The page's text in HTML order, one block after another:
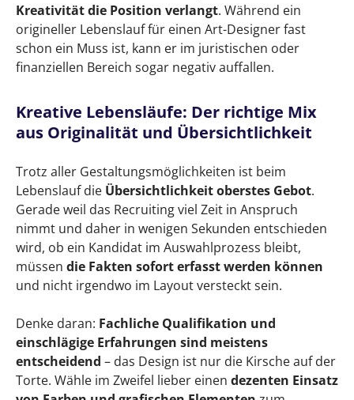
Kreativität die Position verlangt. Während ein
origineller Lebenslauf für einen Art-Designer fast
schon ein Muss ist, kann er im juristischen oder
finanziellen Bereich sogar negativ auffallen.
Kreative Lebensläufe: Der richtige Mix
aus Originalität und Übersichtlichkeit
Trotz aller Gestaltungsmöglichkeiten ist beim
Lebenslauf die Übersichtlichkeit oberstes Gebot.
Gerade weil das Recruiting viel Zeit in Anspruch
nimmt und daher in wenigen Sekunden entschieden
wird, ob ein Kandidat im Auswahlprozess bleibt,
müssen die Fakten sofort erfasst werden können
und nicht irgendwo im Layout versteckt sein.
Denke daran: Fachliche Qualifikation und
einschlägige Erfahrungen sind meistens
entscheidend – das Design ist nur die Kirsche auf der
Torte. Wähle im Zweifel lieber einen dezenten Einsatz